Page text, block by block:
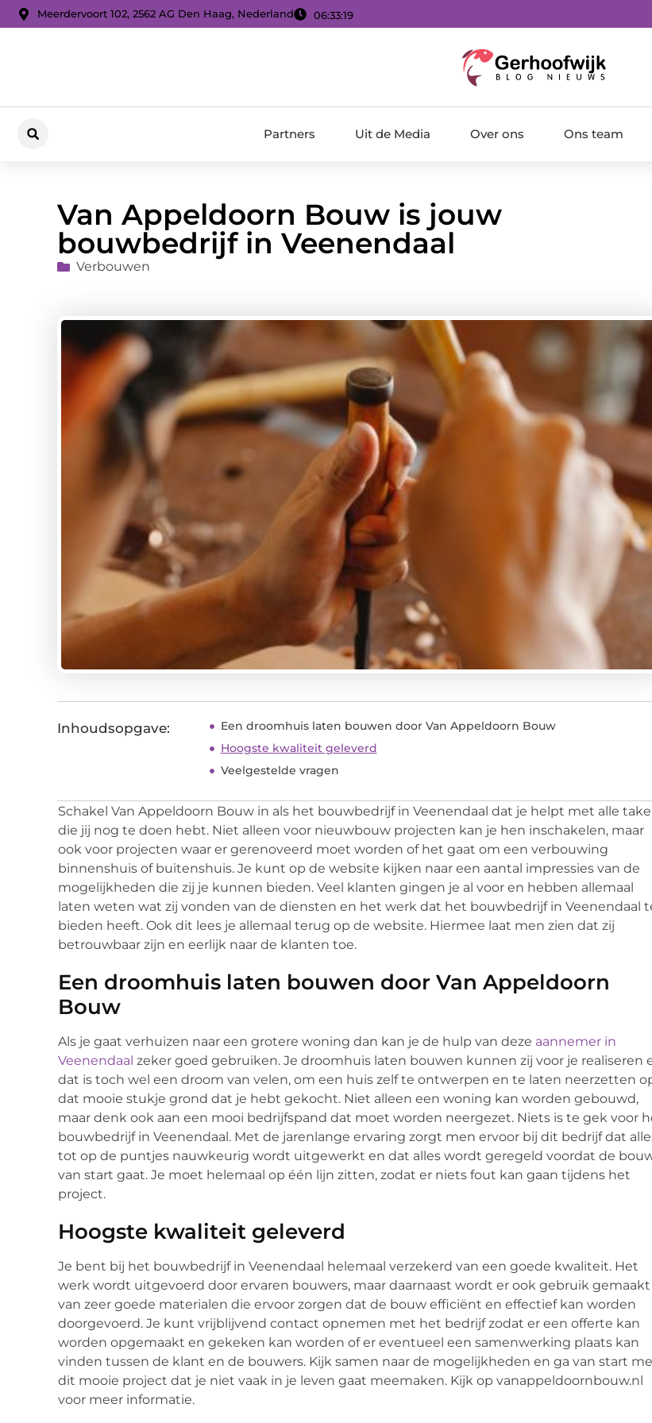
Meerdervoort 102, 2562 AG Den Haag, Nederland 06:33:20
Partners Uit de Media Over ons Ons team
Van Appeldoorn Bouw is jouw
bouwbedrijf in Veenendaal
Verbouwen
Inhoudsopgave:
Een droomhuis laten bouwen door Van Appeldoorn Bouw
Hoogste kwaliteit geleverd
Veelgestelde vragen
Schakel Van Appeldoorn Bouw in als het bouwbedrijf in Veenendaal dat je helpt met alle
die jij nog te doen hebt. Niet alleen voor nieuwbouw projecten kan je hen inschakelen, maar
ook voor projecten waar er gerenoveerd moet worden of het gaat om een verbouwing
binnenshuis of buitenshuis. Je kunt op de website kijken naar een aantal impressies van de
mogelijkheden die zij je kunnen bieden. Veel klanten gingen je al voor en hebben allemaal
laten weten wat zij vonden van de diensten en het werk dat het bouwbedrijf in Veenendaal
bieden heeft. Ook dit lees je allemaal terug op de website. Hiermee laat men zien dat zij
betrouwbaar zijn en eerlijk naar de klanten toe.
Een droomhuis laten bouwen door Van Appeldoorn
Bouw
Als je gaat verhuizen naar een grotere woning dan kan je de hulp van deze aannemer in
Veenendaal zeker goed gebruiken. Je droomhuis laten bouwen kunnen zij voor je realiseren
dat is toch wel een droom van velen, om een huis zelf te ontwerpen en te laten neerzetten
dat mooie stukje grond dat je hebt gekocht. Niet alleen een woning kan worden gebouwd,
maar denk ook aan een mooi bedrijfspand dat moet worden neergezet. Niets is te gek voor
bouwbedrijf in Veenendaal. Met de jarenlange ervaring zorgt men ervoor bij dit bedrijf dat
tot op de puntjes nauwkeurig wordt uitgewerkt en dat alles wordt geregeld voordat de
van start gaat. Je moet helemaal op één lijn zitten, zodat er niets fout kan gaan tijdens het
project.
Hoogste kwaliteit geleverd
Je bent bij het bouwbedrijf in Veenendaal helemaal verzekerd van een goede kwaliteit. Het
werk wordt uitgevoerd door ervaren bouwers, maar daarnaast wordt er ook gebruik gemaakt
van zeer goede materialen die ervoor zorgen dat de bouw efficiënt en effectief kan worden
doorgevoerd. Je kunt vrijblijvend contact opnemen met het bedrijf zodat er een offerte kan
worden opgemaakt en gekeken kan worden of er eventueel een samenwerking plaats kan
vinden tussen de klant en de bouwers. Kijk samen naar de mogelijkheden en ga van start
dit mooie project dat je niet vaak in je leven gaat meemaken. Kijk op vanappeldoornbouw.nl
voor meer informatie.